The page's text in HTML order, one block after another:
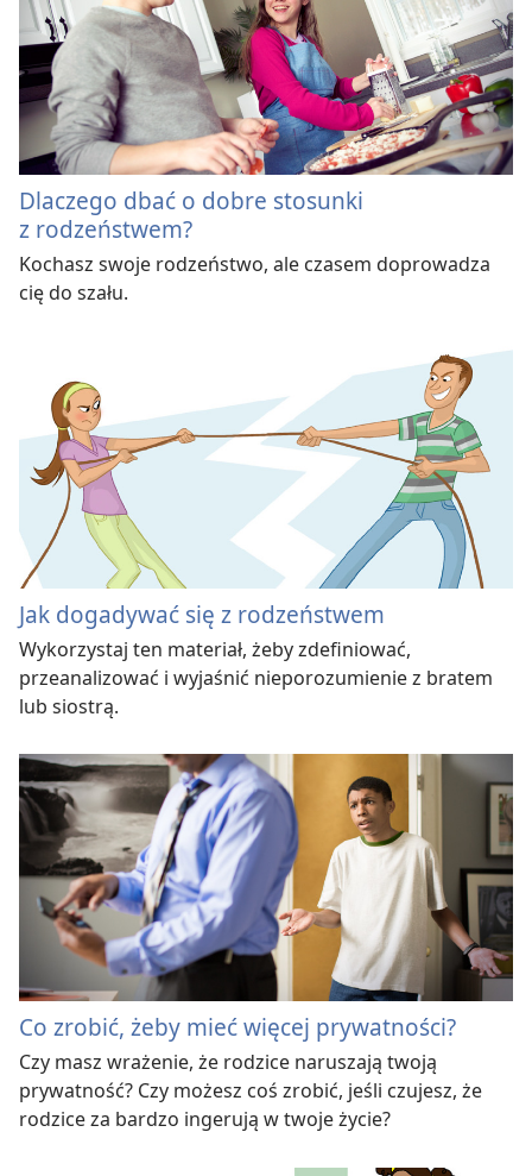
Dlaczego dbać o dobre stosunki
z rodzeństwem?
Kochasz swoje rodzeństwo, ale czasem doprowadza
cię do szału.
Jak dogadywać się z rodzeństwem
Wykorzystaj ten materiał, żeby zdefiniować,
przeanalizować i wyjaśnić nieporozumienie z bratem
lub siostrą.
Co zrobić, żeby mieć więcej prywatności?
Czy masz wrażenie, że rodzice naruszają twoją
prywatność? Czy możesz coś zrobić, jeśli czujesz, że
rodzice za bardzo ingerują w twoje życie?